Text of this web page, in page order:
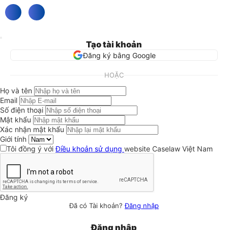
Tạo tài khoản
Đăng ký bằng Google
HOẶC
Họ và tên
Email
Số điện thoại
Mật khẩu
Xác nhận mật khẩu
Giới tính
Tôi đồng ý vớiĐiều khoản sử dụng website Caselaw Việt Nam
Đăng ký
Đã có Tài khoản?Đăng nhập
Đăng nhập